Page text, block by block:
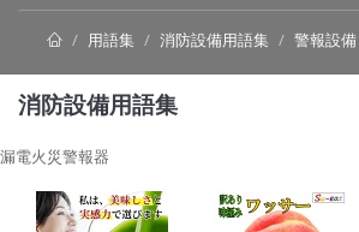
用語集 消防設備用語集 警報設備
消防設備用語集
漏電火災警報器